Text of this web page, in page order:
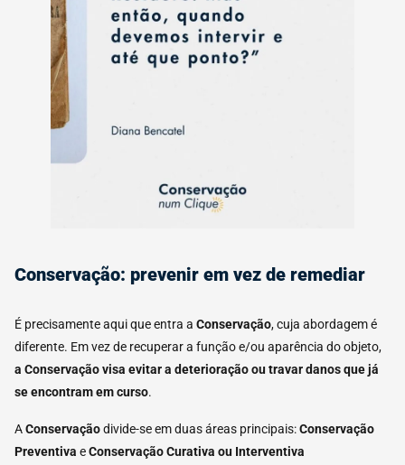
Conservação: prevenir em vez de remediar
É precisamente aqui que entra a Conservação, cuja abordagem é
diferente. Em vez de recuperar a função e/ou aparência do objeto,
a Conservação visa evitar a deterioração outravar danos que já
se encontram em curso.
AConservaçãodivide-se em duas áreas principais:Conservação
Preventiva eConservação Curativa ou Interventiva